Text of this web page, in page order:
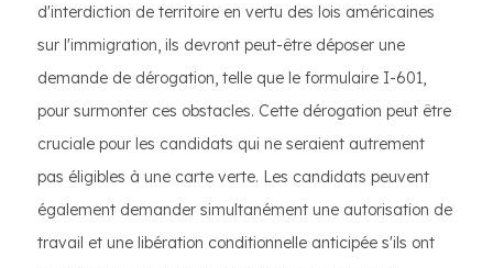
d'interdiction de territoire en vertu des lois américaines
sur l'immigration, ils devront peut-être déposer une
demande de dérogation, telle que le formulaire I-601,
pour surmonter ces obstacles. Cette dérogation peut être
cruciale pour les candidats qui ne seraient autrement
pas éligibles à une carte verte. Les candidats peuvent
également demander simultanément une autorisation de
travail et une libération conditionnelle anticipée s'ils ont